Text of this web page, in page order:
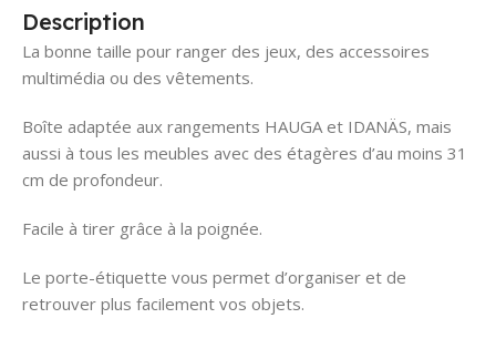
Description
La bonne taille pour ranger des jeux, des accessoires
multimédia ou des vêtements.
Boîte adaptée aux rangements HAUGA et IDANÄS, mais
aussi à tous les meubles avec des étagères d’au moins 31
cm de profondeur.
Facile à tirer grâce à la poignée.
Le porte-étiquette vous permet d’organiser et de
retrouver plus facilement vos objets.